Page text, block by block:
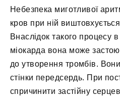
Небезпека миготливої
кров при ній
Внаслідок такого процесу
міокарда вона може
до утворення тромбів.
стінки передсердь. При
спричинити застійну